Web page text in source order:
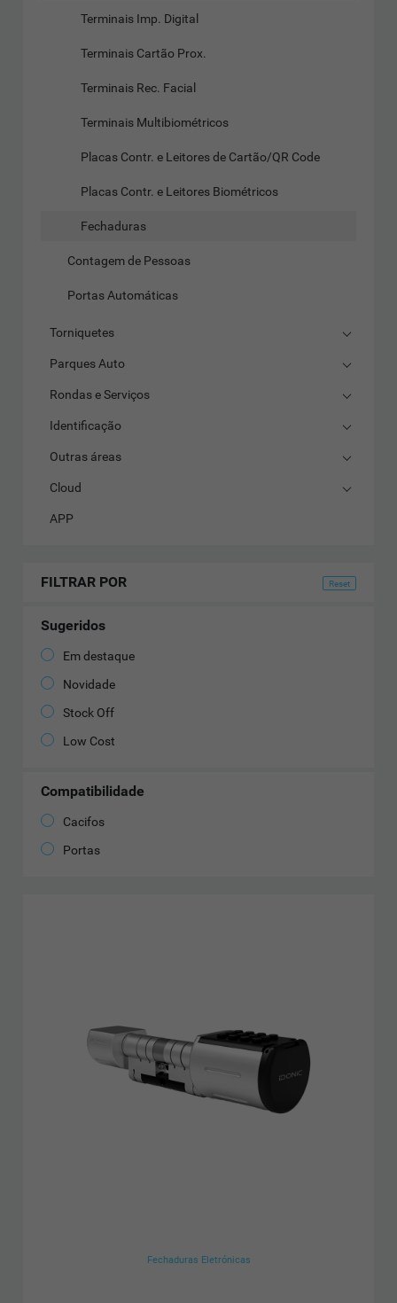
Terminais Imp. Digital
Terminais Cartão Prox.
Terminais Rec. Facial
Terminais Multibiométricos
Placas Contr. e Leitores de Cartão/QR Code
Placas Contr. e Leitores Biométricos
Fechaduras
Contagem de Pessoas
Portas Automáticas
Torniquetes
Parques Auto
Rondas e Serviços
Identificação
Outras áreas
Cloud
APP
FILTRAR POR
Sugeridos
Em destaque
Novidade
Stock Off
Low Cost
Compatibilidade
Cacifos
Portas
Fechaduras Eletrónicas